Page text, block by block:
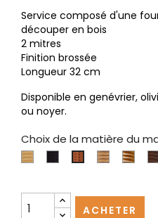
Service composé d'une
découper en bois
2 mitres
Finition brossée
Longueur 32 cm
Disponible en genévrier,
ou noyer.
Choix de la matière du
Buis EbèneGenévrier
Olivier
ACHETER